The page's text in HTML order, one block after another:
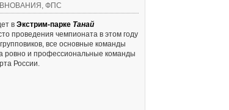
, ФПС
в Экстрим-парке Танай
проведения чемпионата в этом году
все основные команды
ровно и профессиональные команды
России.